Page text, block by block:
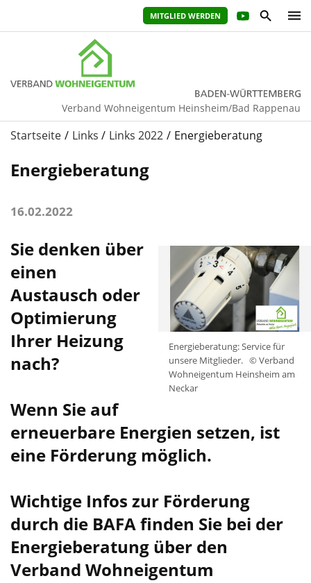
MITGLIED WERDEN
Verband Wohneigentum Heinsheim/Bad Rappenau
Startseite Links Links 2022 Energieberatung
Energieberatung
16.02.2022
Energieberatung: Service für
unsere Mitglieder. © Verband
Wohneigentum Heinsheim am
Neckar
Sie denken über
einen
Austausch oder
Optimierung
Ihrer Heizung
nach?
Wenn Sie auf
erneuerbare Energien setzen, ist
eine Förderung möglich.
Wichtige Infos zur Förderung
durch die BAFA finden Sie bei der
Energieberatung über den
Verband Wohneigentum